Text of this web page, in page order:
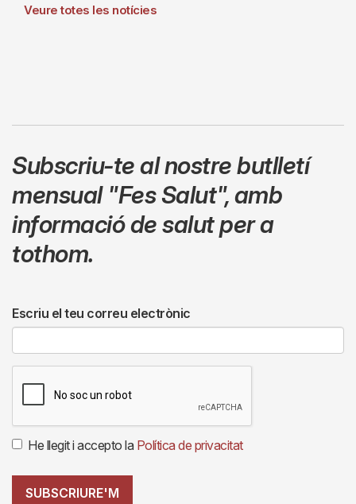
Veure totes les notícies
Subscriu-te al nostre butlletí
mensual "Fes Salut",amb
informació de salut per a
tothom.
Escriu el teu correu electrònic
He llegit i accepto la Política de privacitat
SUBSCRIURE'M